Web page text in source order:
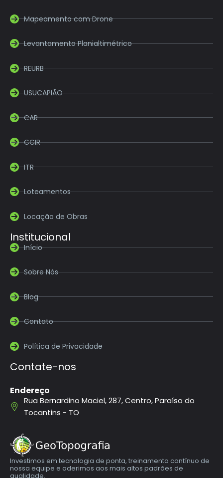
Mapeamento com Drone
Levantamento Planialtimétrico
REURB
USUCAPIÃO
CAR
CCIR
ITR
Loteamentos
Locação de Obras
Institucional
Início
Sobre Nós
Blog
Contato
Política de Privacidade
Contate-nos
Endereço
Rua Bernardino Maciel, 287, Centro, Paraíso do
Tocantins - TO
Investimos em tecnologia de ponta, treinamento contínuo de
nossa equipe e aderimos aos mais altos padrões de
qualidade.